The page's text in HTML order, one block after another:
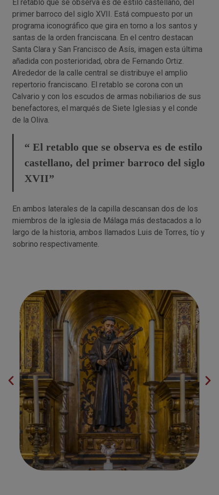
El retablo que se observa es de estilo castellano, del
primer barroco del siglo XVII. Está compuesto por un
programa iconográfico que gira en torno a los santos y
santas de la orden franciscana. En el centro destacan
Santa Clara y San Francisco de Asís, imagen esta última
añadida con posterioridad, obra de Fernando Ortiz.
Alrededor de la calle central se distribuye el amplio
repertorio franciscano. El retablo se corona con un
Calvario y con los escudos de armas nobiliarios de sus
benefactores, el marqués de Siete Iglesias y el conde
de la Oliva.
“ El retablo que se observa es de estilo
castellano, del primer barroco del siglo
XVII”
En ambos laterales de la capilla descansan dos de los
miembros de la iglesia de Málaga más destacados a lo
largo de la historia, ambos llamados Luis de Torres, tío y
sobrino respectivamente.